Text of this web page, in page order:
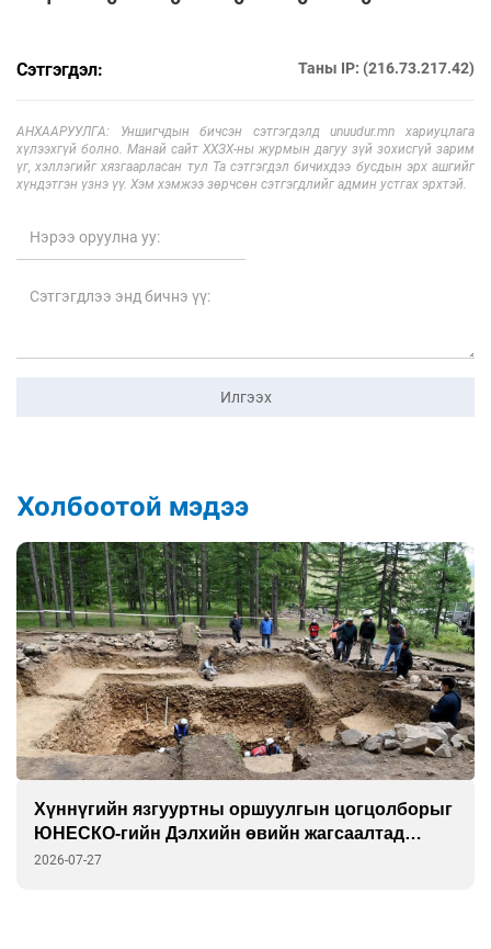
Сэтгэгдэл: Таны IP: (216.73.217.42)
АНХААРУУЛГА: Уншигчдын бичсэн сэтгэгдэлд unuudur.mn хариуцлага
хүлээхгүй болно. Манай сайт ХХЗХ-ны журмын дагуу зүй зохисгүй зарим
үг, хэллэгийг хязгаарласан тул Та сэтгэгдэл бичихдээ бусдын эрх ашгийг
хүндэтгэн үзнэ үү. Хэм хэмжээ зөрчсөн сэтгэгдлийг админ устгах эрхтэй.
Илгээх
Холбоотой мэдээ
Хүннүгийн язгууртны оршуулгын цогцолборыг
ЮНЕСКО-гийн Дэлхийн өвийн жагсаалтад
бүртгэлээ
2026-07-27